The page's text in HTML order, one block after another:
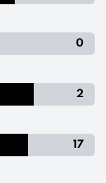
0
2
17